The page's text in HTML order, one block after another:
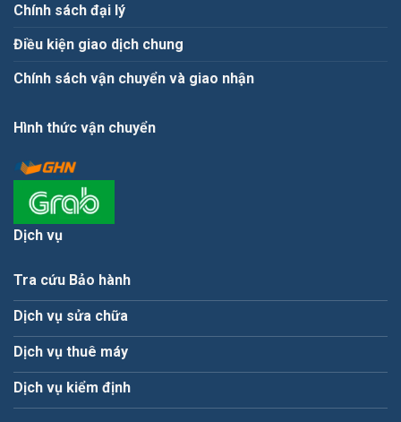
Chính sách đại lý
Điều kiện giao dịch chung
Chính sách vận chuyển và giao nhận
Hình thức vận chuyển
Dịch vụ
Tra cứu Bảo hành
Dịch vụ sửa chữa
Dịch vụ thuê máy
Dịch vụ kiểm định